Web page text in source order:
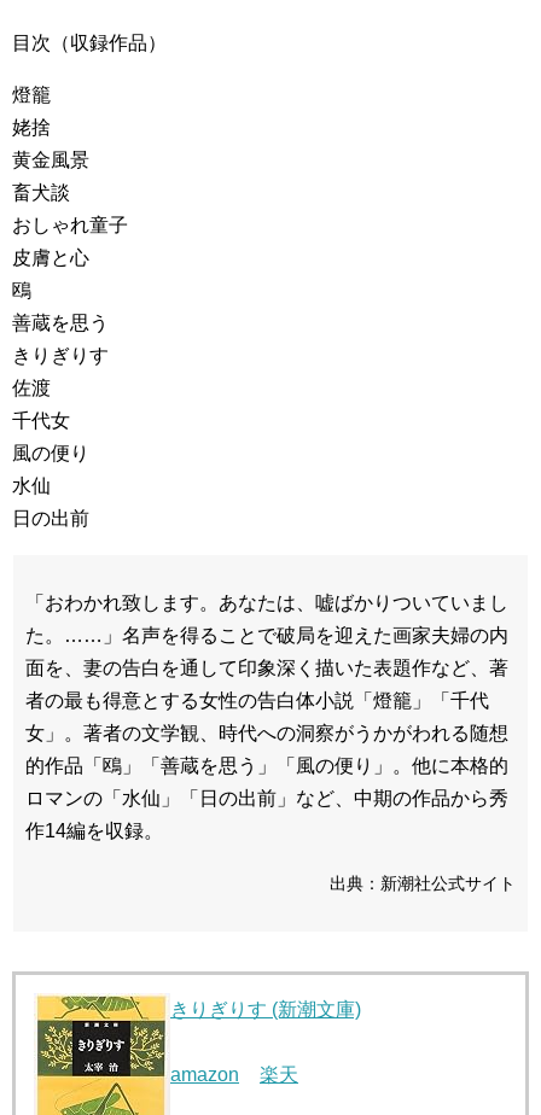
目次（収録作品）
燈籠
姥捨
黄金風景
畜犬談
おしゃれ童子
皮膚と心
鴎
善蔵を思う
きりぎりす
佐渡
千代女
風の便り
水仙
日の出前
「おわかれ致します。あなたは、嘘ばかりついていまし
た。……」名声を得ることで破局を迎えた画家夫婦の内
面を、妻の告白を通して印象深く描いた表題作など、著
者の最も得意とする女性の告白体小説「燈籠」「千代
女」。著者の文学観、時代への洞察がうかがわれる随想
的作品「鴎」「善蔵を思う」「風の便り」。他に本格的
ロマンの「水仙」「日の出前」など、中期の作品から秀
作14編を収録。
出典：新潮社公式サイト
きりぎりす (新潮文庫)
amazon 楽天